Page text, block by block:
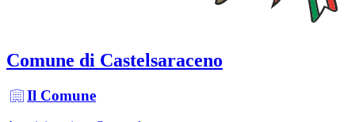
Comune di Castelsaraceno
Il Comune